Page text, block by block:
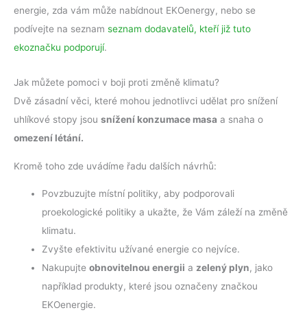
energie, zda vám může nabídnout EKOenergy, nebo se
podívejte na seznam seznam dodavatelů, kteří již tuto
ekoznačku podporují.
Jak můžete pomoci v boji proti změně klimatu?
Dvě zásadní věci, které mohou jednotlivci udělat pro snížení
uhlíkové stopy jsou snížení konzumace masa a snaha o
omezení létání.
Kromě toho zde uvádíme řadu dalších návrhů:
Povzbuzujte místní politiky, aby podporovali
proekologické politiky a ukažte, že Vám záleží na změně
klimatu.
Zvyšte efektivitu užívané energie co nejvíce.
Nakupujteobnovitelnou energii azelený plyn, jako
například produkty, které jsou označeny značkou
EKOenergie.